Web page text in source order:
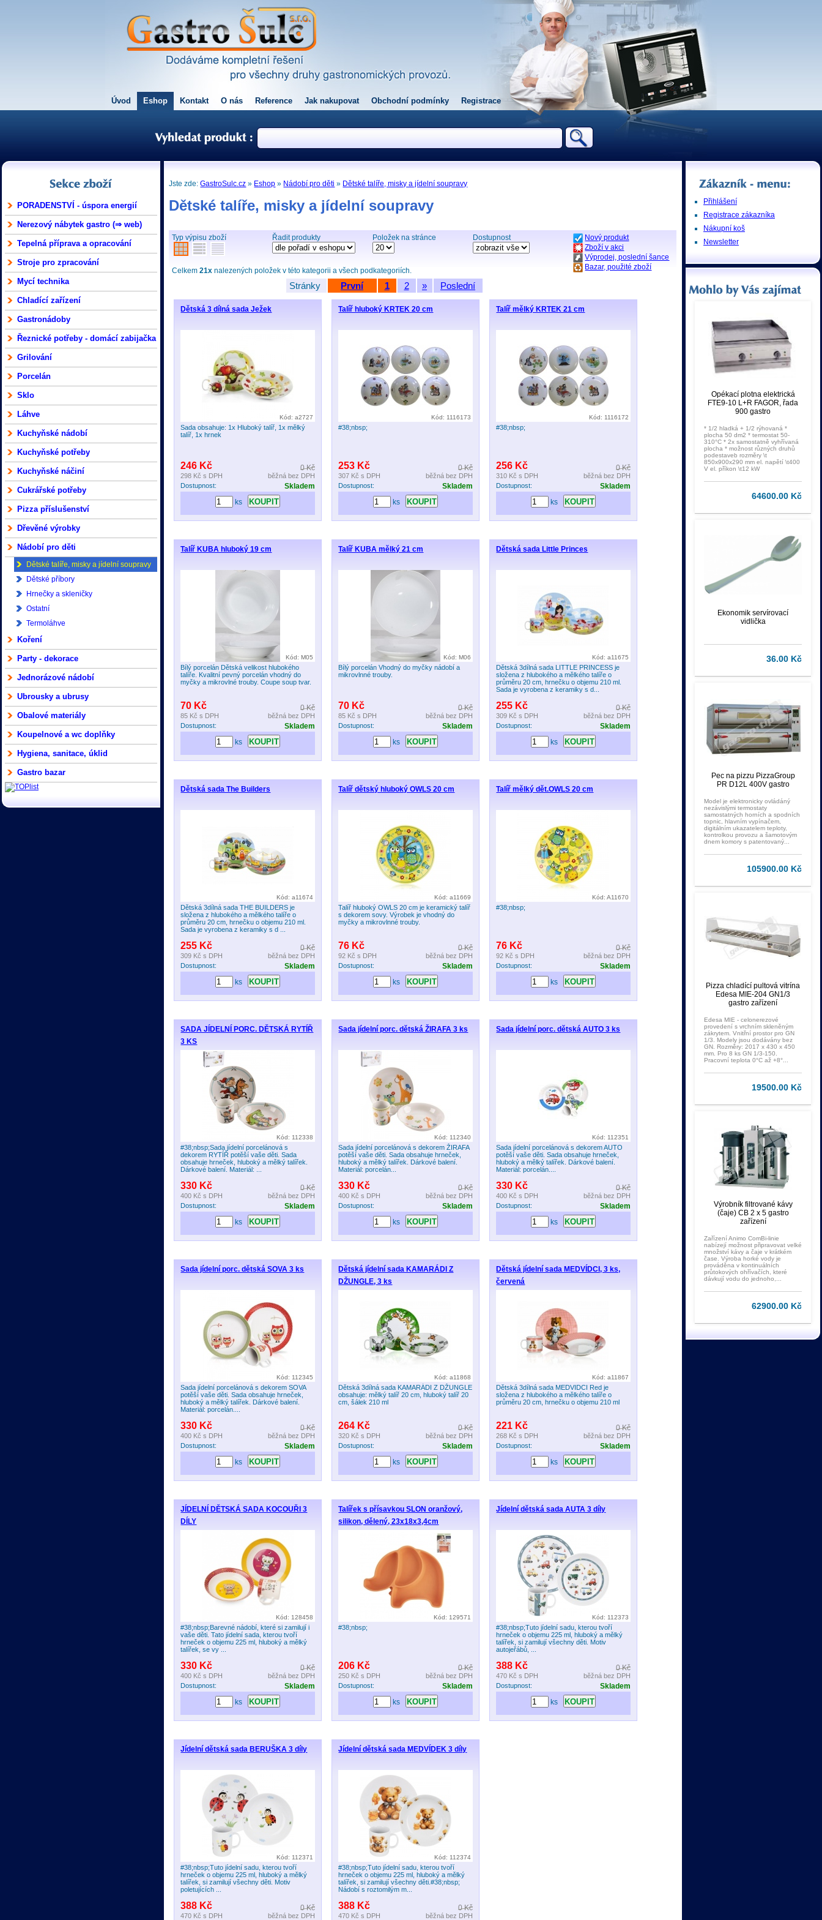
Úvod Eshop Kontakt O nás Reference Jak nakupovat Obchodní podmínky Registrace
PORADENSTVÍ - úspora energií
Nerezový nábytek gastro (⇒ web)
Tepelná příprava a opracování
Stroje pro zpracování
Mycí technika
Chladící zařízení
Gastronádoby
Řeznické potřeby - domácí zabijačka
Grilování
Porcelán
Sklo
Láhve
Kuchyňské nádobí
Kuchyňské potřeby
Kuchyňské náčiní
Cukrářské potřeby
Pizza příslušenství
Dřevěné výrobky
Nádobí pro děti
Dětské talíře, misky a jídelní soupravy
Dětské příbory
Hrnečky a skleničky
Ostatní
Termoláhve
Koření
Party - dekorace
Jednorázové nádobí
Ubrousky a ubrusy
Obalové materiály
Koupelnové a wc doplňky
Hygiena, sanitace, úklid
Gastro bazar
Jste zde:GastroSulc.cz » Eshop » Nádobí pro děti » Dětské talíře, misky a jídelní soupravy
Dětské talíře, misky a jídelní soupravy
Typ výpisu zboží Řadit produkty Položek na stránce Dostupnost
Nový produkt
Zboží v akci
Výprodej, poslední šance
Bazar, použité zboží
Celkem21x nalezených položek v této kategorii a všech podkategoriích.
Stránky První 1 2 » Poslední
Kód: a2727
Dětská 3 dílná sada Ježek
Sada obsahuje: 1x Hluboký talíř, 1x mělký
talíř, 1x hrnek
246 Kč
298 Kč s DPH
0 Kč
běžná bez DPH
Dostupnost:
Skladem
ks
Kód: 1116173
Talíř hluboký KRTEK 20 cm
#38;nbsp;
253 Kč
307 Kč s DPH
0 Kč
běžná bez DPH
Dostupnost:
Skladem
ks
Kód: 1116172
Talíř mělký KRTEK 21 cm
#38;nbsp;
256 Kč
310 Kč s DPH
0 Kč
běžná bez DPH
Dostupnost:
Skladem
ks
Kód: M05
Talíř KUBA hluboký 19 cm
Bílý porcelán Dětská velikost hlubokého
talíře. Kvalitní pevný porcelán vhodný do
myčky a mikrovlné trouby. Coupe soup tvar.
70 Kč
85 Kč s DPH
0 Kč
běžná bez DPH
Dostupnost:
Skladem
ks
Kód: M06
Talíř KUBA mělký 21 cm
Bílý porcelán Vhodný do myčky nádobí a
mikrovlnné trouby.
70 Kč
85 Kč s DPH
0 Kč
běžná bez DPH
Dostupnost:
Skladem
ks
Kód: a11675
Dětská sada Little Princes
Dětská 3dílná sada LITTLE PRINCESS je
složena z hlubokého a mělkého talíře o
průměru 20 cm, hrnečku o objemu 210 ml.
Sada je vyrobena z keramiky s d...
255 Kč
309 Kč s DPH
0 Kč
běžná bez DPH
Dostupnost:
Skladem
ks
Kód: a11674
Dětská sada The Builders
Dětská 3dílná sada THE BUILDERS je
složena z hlubokého a mělkého talíře o
průměru 20 cm, hrnečku o objemu 210 ml.
Sada je vyrobena z keramiky s d ...
255 Kč
309 Kč s DPH
0 Kč
běžná bez DPH
Dostupnost:
Skladem
ks
Kód: a11669
Talíř dětský hluboký OWLS 20 cm
Talíř hluboký OWLS 20 cm je keramický talíř
s dekorem sovy. Výrobek je vhodný do
myčky a mikrovlnné trouby.
76 Kč
92 Kč s DPH
0 Kč
běžná bez DPH
Dostupnost:
Skladem
ks
Kód: A11670
Talíř mělký dět.OWLS 20 cm
#38;nbsp;
76 Kč
92 Kč s DPH
0 Kč
běžná bez DPH
Dostupnost:
Skladem
ks
Kód: 112338
SADA JÍDELNÍ PORC. DĚTSKÁ RYTÍŘ
3 KS
#38;nbsp;Sada jídelní porcelánová s
dekorem RYTÍŘ potěší vaše děti. Sada
obsahuje hrneček, hluboký a mělký talířek.
Dárkové balení. Materiál: ...
330 Kč
400 Kč s DPH
0 Kč
běžná bez DPH
Dostupnost:
Skladem
ks
Kód: 112340
Sada jídelní porc. dětská ŽIRAFA 3 ks
Sada jídelní porcelánová s dekorem ŽIRAFA
potěší vaše děti. Sada obsahuje hrneček,
hluboký a mělký talířek. Dárkové balení.
Materiál: porcelán...
330 Kč
400 Kč s DPH
0 Kč
běžná bez DPH
Dostupnost:
Skladem
ks
Kód: 112351
Sada jídelní porc. dětská AUTO 3 ks
Sada jídelní porcelánová s dekorem AUTO
potěší vaše děti. Sada obsahuje hrneček,
hluboký a mělký talířek. Dárkové balení.
Materiál: porcelán....
330 Kč
400 Kč s DPH
0 Kč
běžná bez DPH
Dostupnost:
Skladem
ks
Kód: 112345
Sada jídelní porc. dětská SOVA 3 ks
Sada jídelní porcelánová s dekorem SOVA
potěší vaše děti. Sada obsahuje hrneček,
hluboký a mělký talířek. Dárkové balení.
Materiál: porcelán....
330 Kč
400 Kč s DPH
0 Kč
běžná bez DPH
Dostupnost:
Skladem
ks
Kód: a11868
Dětská jídelní sada KAMARÁDI Z
DŽUNGLE, 3 ks
Dětská 3dílná sada KAMARÁDI Z DŽUNGLE
obsahuje: mělký talíř 20 cm, hluboký talíř 20
cm, šálek 210 ml
264 Kč
320 Kč s DPH
0 Kč
běžná bez DPH
Dostupnost:
Skladem
ks
Kód: a11867
Dětská jídelní sada MEDVÍDCI, 3 ks,
červená
Dětská 3dílná sada MEDVIDCI Red je
složena z hlubokého a mělkého talíře o
průměru 20 cm, hrnečku o objemu 210 ml
221 Kč
268 Kč s DPH
0 Kč
běžná bez DPH
Dostupnost:
Skladem
ks
Kód: 128458
JÍDELNÍ DĚTSKÁ SADA KOCOUŘI 3
DÍLY
#38;nbsp;Barevné nádobí, které si zamilují i
vaše děti. Tato jídelní sada, kterou tvoří
hrneček o objemu 225 ml, hluboký a mělký
talířek, se vy ...
330 Kč
400 Kč s DPH
0 Kč
běžná bez DPH
Dostupnost:
Skladem
ks
Kód: 129571
Talířek s přísavkou SLON oranžový,
silikon, dělený, 23x18x3,4cm
#38;nbsp;
206 Kč
250 Kč s DPH
0 Kč
běžná bez DPH
Dostupnost:
Skladem
ks
Kód: 112373
Jídelní dětská sada AUTA 3 díly
#38;nbsp;Tuto jídelní sadu, kterou tvoří
hrneček o objemu 225 ml, hluboký a mělký
talířek, si zamilují všechny děti. Motiv
autojeřábů, ...
388 Kč
470 Kč s DPH
0 Kč
běžná bez DPH
Dostupnost:
Skladem
ks
Kód: 112371
Jídelní dětská sada BERUŠKA 3 díly
#38;nbsp;Tuto jídelní sadu, kterou tvoří
hrneček o objemu 225 ml, hluboký a mělký
talířek, si zamilují všechny děti. Motiv
poletujících ...
388 Kč
470 Kč s DPH
0 Kč
běžná bez DPH
Kód: 112374
Jídelní dětská sada MEDVÍDEK 3 díly
#38;nbsp;Tuto jídelní sadu, kterou tvoří
hrneček o objemu 225 ml, hluboký a mělký
talířek, si zamilují všechny děti.#38;nbsp;
Nádobí s roztomilým m...
388 Kč
470 Kč s DPH
0 Kč
běžná bez DPH
Přihlášení
Registrace zákazníka
Nákupní koš
Newsletter
Opékací plotna elektrická
FTE9-10 L+R FAGOR, řada
900 gastro
* 1/2 hladká + 1/2 rýhovaná *
plocha 50 dm2 * termostat 50-
310°C * 2x samostatně vyhřívaná
plocha * možnost různých druhů
podestaveb rozměry \t
850x900x290 mm el. napětí \t400
V el. příkon \t12 kW
64600.00 Kč
Ekonomik servírovací
vidlička
36.00 Kč
Pec na pizzu PizzaGroup
PR D12L 400V gastro
Model je elektronicky ovládáný
nezávislými termostaty
samostatných horních a spodních
topnic, hlavním vypínačem,
digitálním ukazatelem teploty,
kontrolkou provozu a šamotovým
dnem komory s patentovaný...
105900.00 Kč
Pizza chladící pultová vitrína
Edesa MIE-204 GN1/3
gastro zařízení
Edesa MIE - celonerezové
provedení s vrchním skleněným
zákrytem. Vnitřní prostor pro GN
1/3. Modely jsou dodávány bez
GN. Rozměry: 2017 x 430 x 450
mm. Pro 8 ks GN 1/3-150.
Pracovní teplota 0°C až +8°...
19500.00 Kč
Výrobník filtrované kávy
(čaje) CB 2 x 5 gastro
zařízení
Zařízení Animo ComBi-linie
nabízejí možnost připravovat velké
množství kávy a čaje v krátkém
čase. Výroba horké vody je
prováděna v kontinuálních
průtokových ohřívačích, které
dávkují vodu do jednoho,...
62900.00 Kč